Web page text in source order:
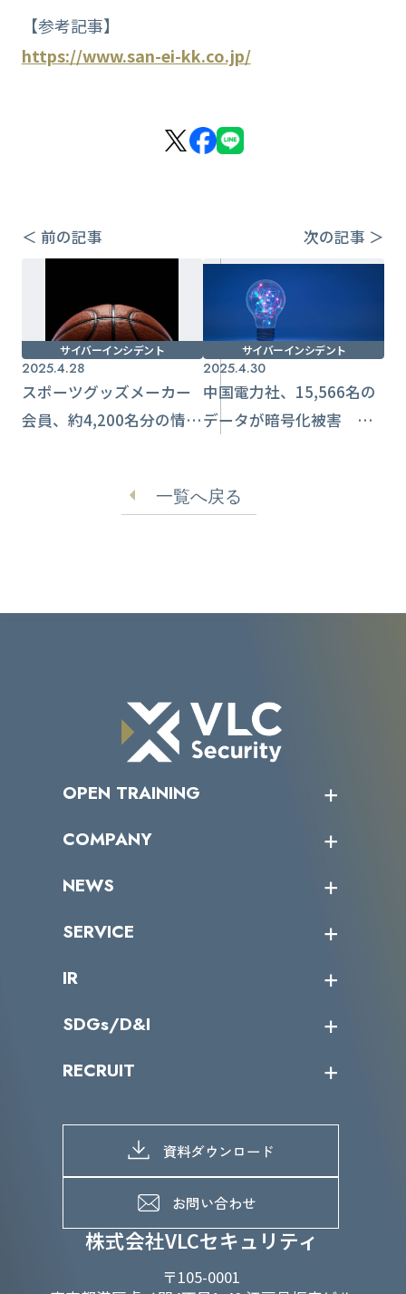
【参考記事】
https://www.san-ei-kk.co.jp/
＜ 前の記事 次の記事 ＞
サイバーインシデント
2025.4.28
スポーツグッズメーカー
会員、約4,200名分の情報
サイバーインシデント
2025.4.30
中国電力社、15,566名の
データが暗号化被害 社
一覧へ戻る
株式会社VLCセキュリティ
〒105-0001
OPEN TRAINING
受講者の声
COMPANY
トップメッセージ
ミッション／ビジョン
パートナー企業一覧
NEWS
サイバーニュース
SERVICE
カテゴリー別サービス一覧
IR
IRカレンダー
IRライブラリー
よくあるご質問
SDGs/D&I
当グループのマテリアリティ
SDGs推進体制
D&Iの取り組み
RECRUIT
募集職種一覧
メッセージ
メンバーインタビュー
資料ダウンロード
お問い合わせ